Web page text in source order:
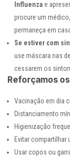
Influenza e
procure um
permaneça em
Se estiver com
use máscara nas
cessarem os
Reforçamos
Vacinação em dia
Distanciamento
Higienização
Evitar compartilhar
Usar copos ou